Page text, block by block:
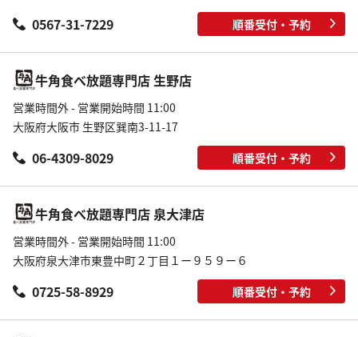
0567-31-7229 順番受付・予約
牛角食べ放題専門店 生野店
営業時間外 - 営業開始時間 11:00
大阪府大阪市 生野区巽南3-11-17
06-4309-8029 順番受付・予約
牛角食べ放題専門店 泉大津店
営業時間外 - 営業開始時間 11:00
大阪府泉大津市東豊中町２丁目１ー９５９ー６
0725-58-8929 順番受付・予約